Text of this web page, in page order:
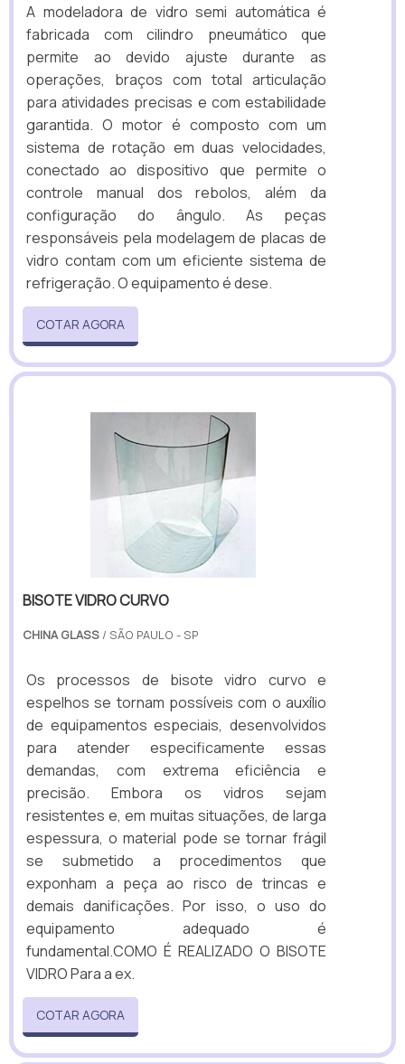
A modeladora de vidro semi automática é
fabricada com cilindro pneumático que
permite ao devido ajuste durante as
operações, braços com total articulação
para atividades precisas e com estabilidade
garantida. O motor é composto com um
sistema de rotação em duas velocidades,
conectado ao dispositivo que permite o
controle manual dos rebolos, além da
configuração do ângulo. As peças
responsáveis pela modelagem de placas de
vidro contam com um eficiente sistema de
refrigeração. O equipamento é dese.
COTAR AGORA
BISOTE VIDRO CURVO
CHINA GLASS / SÃO PAULO - SP
Os processos de bisote vidro curvo e
espelhos se tornam possíveis com o auxílio
de equipamentos especiais, desenvolvidos
para atender especificamente essas
demandas, com extrema eficiência e
precisão. Embora os vidros sejam
resistentes e, em muitas situações, de larga
espessura, o material pode se tornar frágil
se submetido a procedimentos que
exponham a peça ao risco de trincas e
demais danificações. Por isso, o uso do
equipamento adequado é
fundamental.COMO É REALIZADO O BISOTE
VIDRO Para a ex.
COTAR AGORA